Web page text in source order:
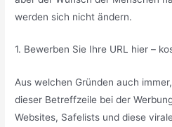
werden sich nicht ändern.
1. Bewerben Sie Ihre URL hier –
Aus welchen Gründen auch
dieser Betreffzeile bei der
Websites, Safelists und diese